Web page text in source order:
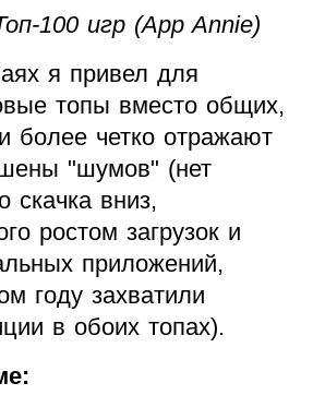
100 игр (App Annie)
я привел для
топы вместо общих,
более четко отражают
"шумов" (нет
скачка вниз,
ростом загрузок и
приложений,
году захватили
в обоих топах).